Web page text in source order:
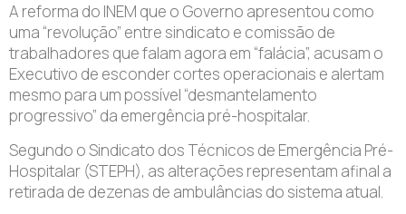
A reforma do INEM que o Governo apresentou como
uma “revolução” entre sindicato e comissão de
trabalhadores que falam agora em “falácia”, acusam o
Executivo de esconder cortes operacionais e alertam
mesmo para um possível “desmantelamento
progressivo” da emergência pré-hospitalar.
Segundo o Sindicato dos Técnicos de Emergência Pré-
Hospitalar (STEPH), as alterações representam afinal a
retirada de dezenas de ambulâncias do sistema atual.